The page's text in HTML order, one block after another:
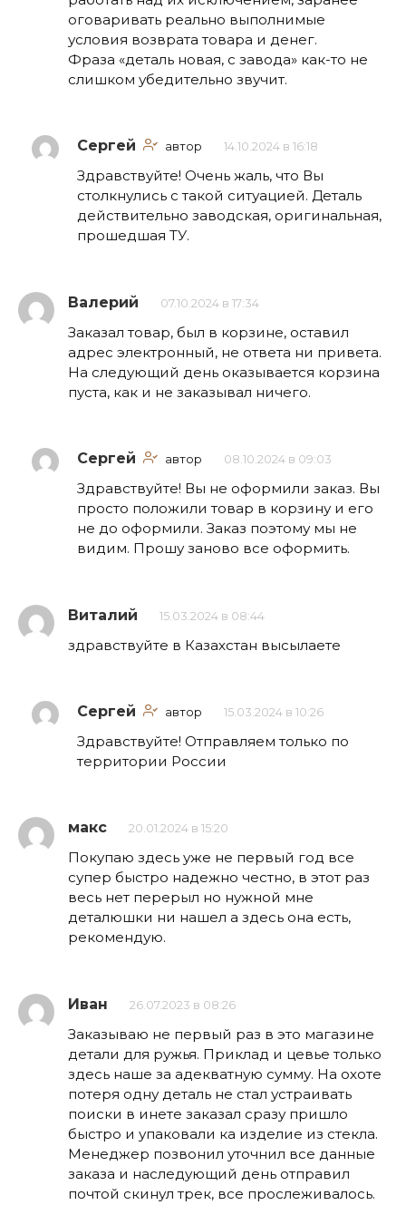
оговаривать реально выполнимые
условия возврата товара и денег.
Фраза «деталь новая, с завода» как-то не
слишком убедительно звучит.
Сергей автор 14.10.2024 в 16:18
Здравствуйте! Очень жаль, что Вы
столкнулись с такой ситуацией. Деталь
действительно заводская, оригинальная,
прошедшая ТУ.
Валерий 07.10.2024 в 17:34
Заказал товар, был в корзине, оставил
адрес электронный, не ответа ни привета.
На следующий день оказывается корзина
пуста, как и не заказывал ничего.
Сергей автор 08.10.2024 в 09:03
Здравствуйте! Вы не оформили заказ. Вы
просто положили товар в корзину и его
не до оформили. Заказ поэтому мы не
видим. Прошу заново все оформить.
Виталий 15.03.2024 в 08:44
здравствуйте в Казахстан высылаете
Сергей автор 15.03.2024 в 10:26
Здравствуйте! Отправляем только по
территории России
макс 20.01.2024 в 15:20
Покупаю здесь уже не первый год все
супер быстро надежно честно, в этот раз
весь нет перерыл но нужной мне
деталюшки ни нашел а здесь она есть,
рекомендую.
Иван 26.07.2023 в 08:26
Заказываю не первый раз в это магазине
детали для ружья. Приклад и цевье только
здесь наше за адекватную сумму. На охоте
потеря одну деталь не стал устраивать
поиски в инете заказал сразу пришло
быстро и упаковали ка изделие из стекла.
Менеджер позвонил уточнил все данные
заказа и наследующий день отправил
почтой скинул трек, все прослеживалось.